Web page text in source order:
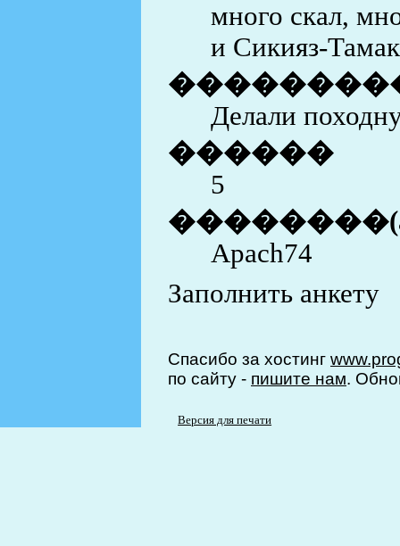
много скал,
и Сикияз-
Делали
������
5
Apach74
Заполнить анкету
Спасибо за хостинг
по сайту - пишите нам.
Версия для печати